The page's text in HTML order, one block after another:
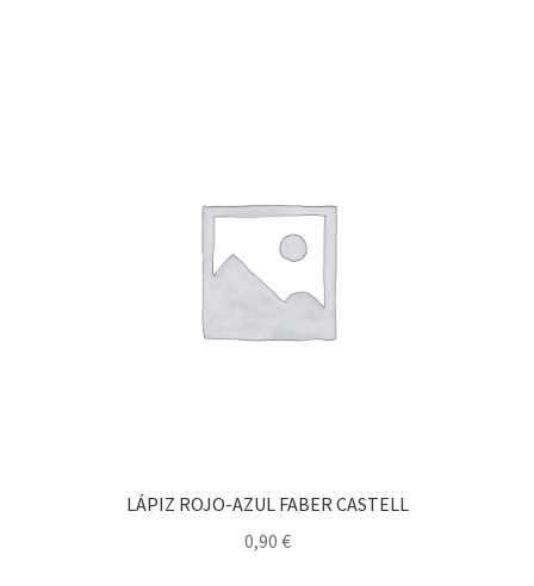
LÁPIZ ROJO-AZUL FABER CASTELL
0,90 €